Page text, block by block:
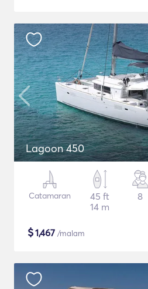
Lagoon 450
Catamaran
45 ft
14 m
8
$1,467 /malam